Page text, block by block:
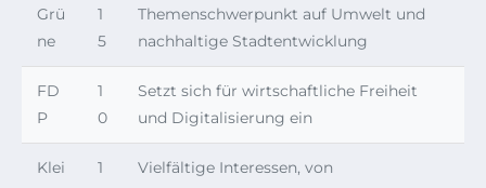
Grü
ne
1
5
Themenschwerpunkt auf Umwelt und
nachhaltige Stadtentwicklung
FD
P
1
0
Setzt sich für wirtschaftliche Freiheit
und Digitalisierung ein
Klei
1
Vielfältige Interessen, von